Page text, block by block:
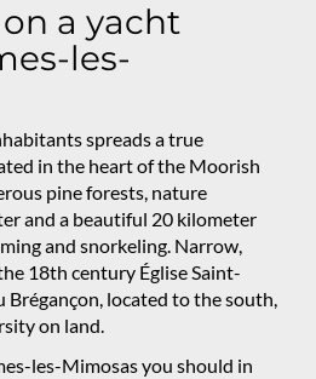
a yacht
les-
spreads a true
in the heart of the Moorish
pine forests, nature
and a beautiful 20 kilometer
and snorkeling. Narrow,
18th century Église Saint-
Brégançon, located to the south,
on land.
les-Mimosas you should in